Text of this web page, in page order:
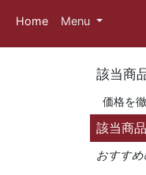
Home Menu
該当商
価格を
該当商
おすす